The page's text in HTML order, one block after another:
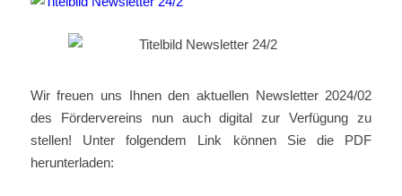
Wir freuen uns Ihnen den aktuellen Newsletter 2024/02
des Fördervereins nun auch digital zur Verfügung zu
stellen! Unter folgendem Link können Sie die PDF
herunterladen: